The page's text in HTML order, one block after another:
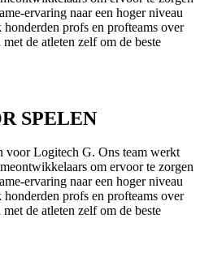
ervaring naar een hoger niveau
profs en profteams over
de atleten zelf om de beste
SPELEN
voor Logitech G. Ons team werkt
om ervoor te zorgen
ervaring naar een hoger niveau
profs en profteams over
de atleten zelf om de beste